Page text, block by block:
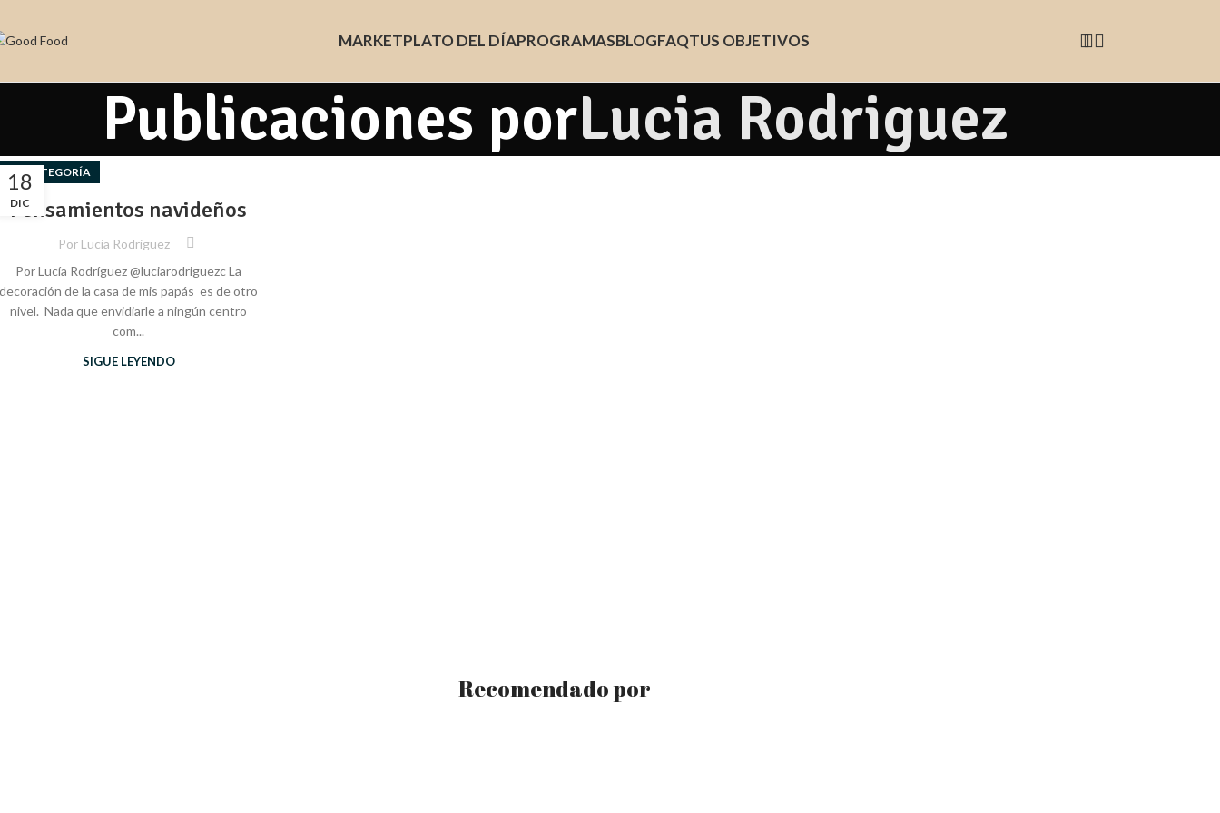
MARKETPLATO DEL DÍAPROGRAMASBLOGFAQTUS OBJETIVOS
Publicaciones porLucia Rodriguez
18
DIC
SIN CATEGORÍA
Pensamientos navideños
Por Lucia Rodriguez
Por Lucía Rodríguez @luciarodriguezc La
decoración de la casa de mis papás es de otro
nivel. Nada que envidiarle a ningún centro
com...
SIGUE LEYENDO
Recomendado por